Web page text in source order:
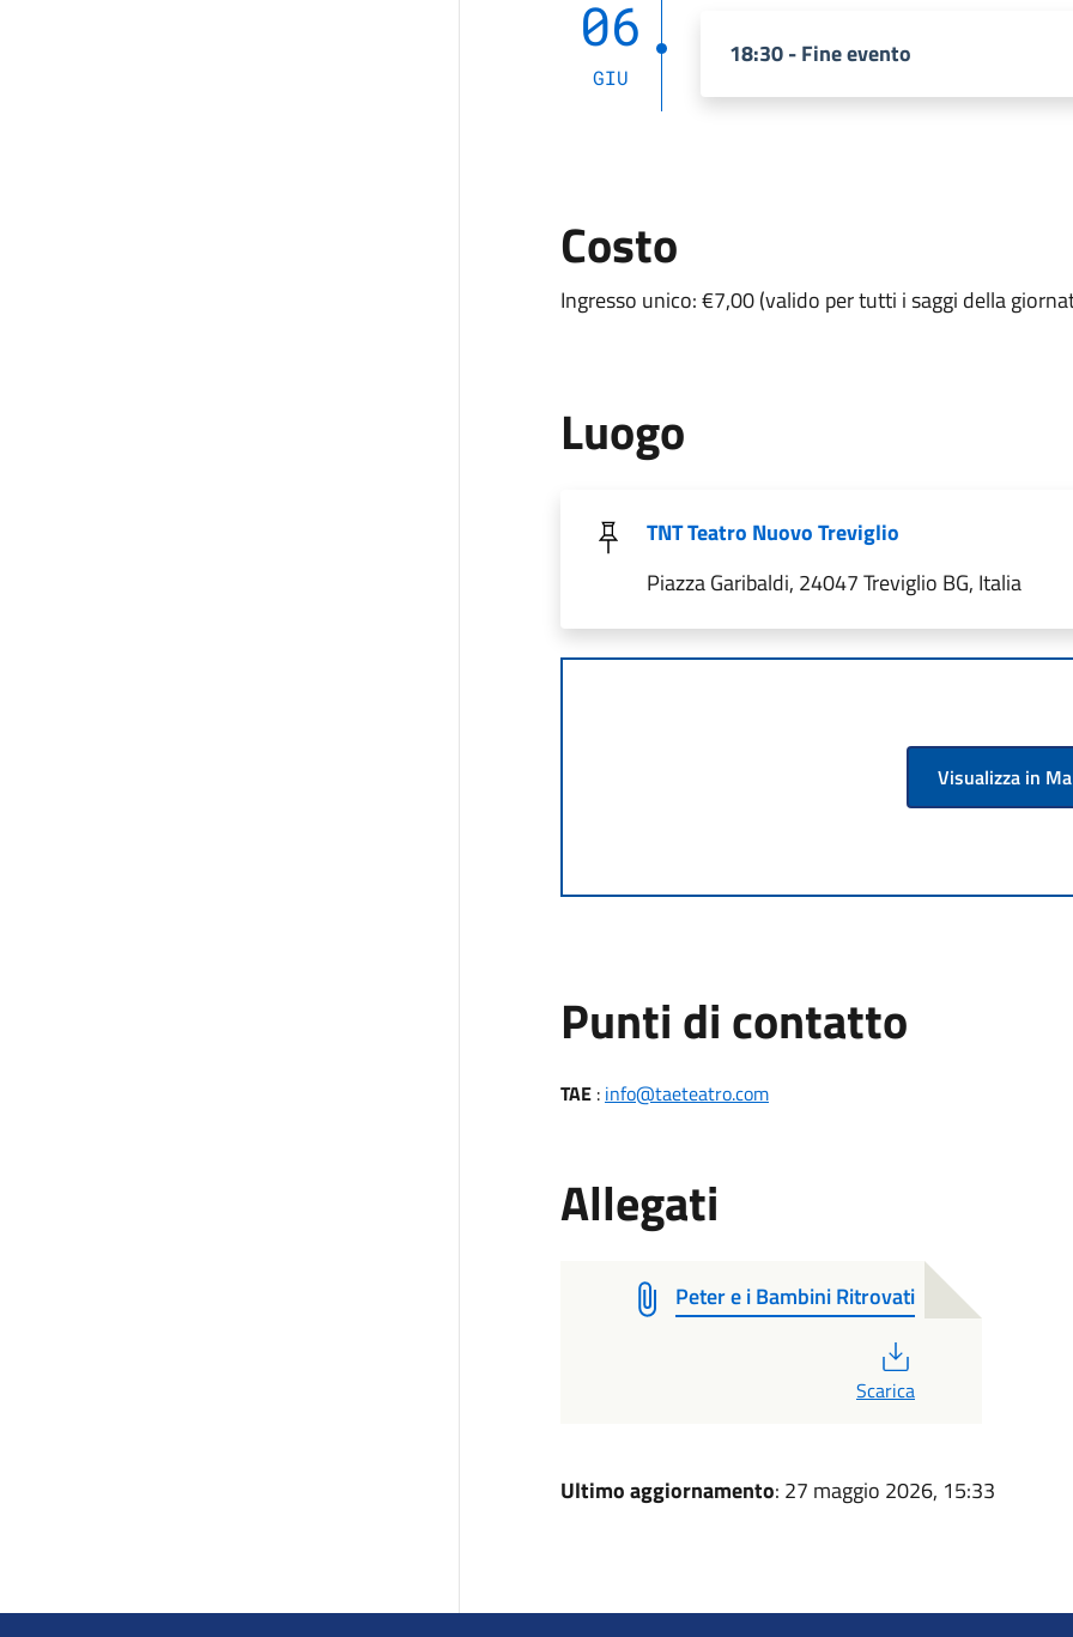
06
GIU
18:30 - Fine evento
Costo
Ingresso unico: €7,00 (valido per tutti i saggi della
Luogo
TNT Teatro Nuovo Treviglio
Piazza Garibaldi, 24047 Treviglio BG, Italia
Visualizza in
Punti di contatto
TAE: info@taeteatro.com
Allegati
Peter e i Bambini Ritrovati
Scarica
Ultimo aggiornamento: 27 maggio 2026, 15:33